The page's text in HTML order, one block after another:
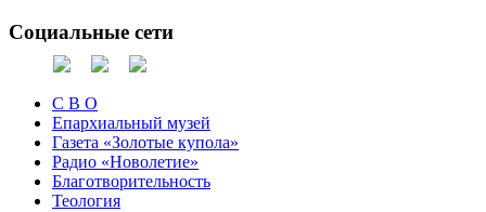
Социальные сети
С В О
Епархиальный музей
Газета «Золотые купола»
Радио «Новолетие»
Благотворительность
Теология